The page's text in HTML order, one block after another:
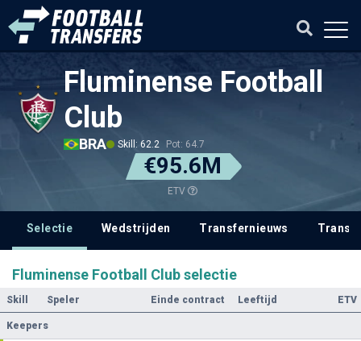
Fluminense Football
Club
BRA Skill: 62.2 Pot: 64.7
€95.6M
ETV
Selectie Wedstrijden Transfernieuws
Fluminense Football Club selectie
Skill Speler Einde contract Leeftijd ETV
Keepers